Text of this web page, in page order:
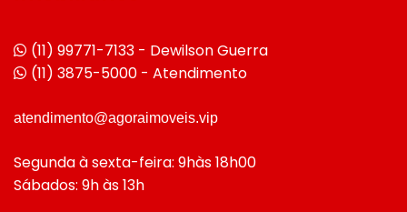
(11) 99771-7133 - Dewilson Guerra
(11) 3875-5000 - Atendimento
atendimento@agoraimoveis.vip
Segunda à sexta-feira: 9hàs 18h00
Sábados: 9h às 13h